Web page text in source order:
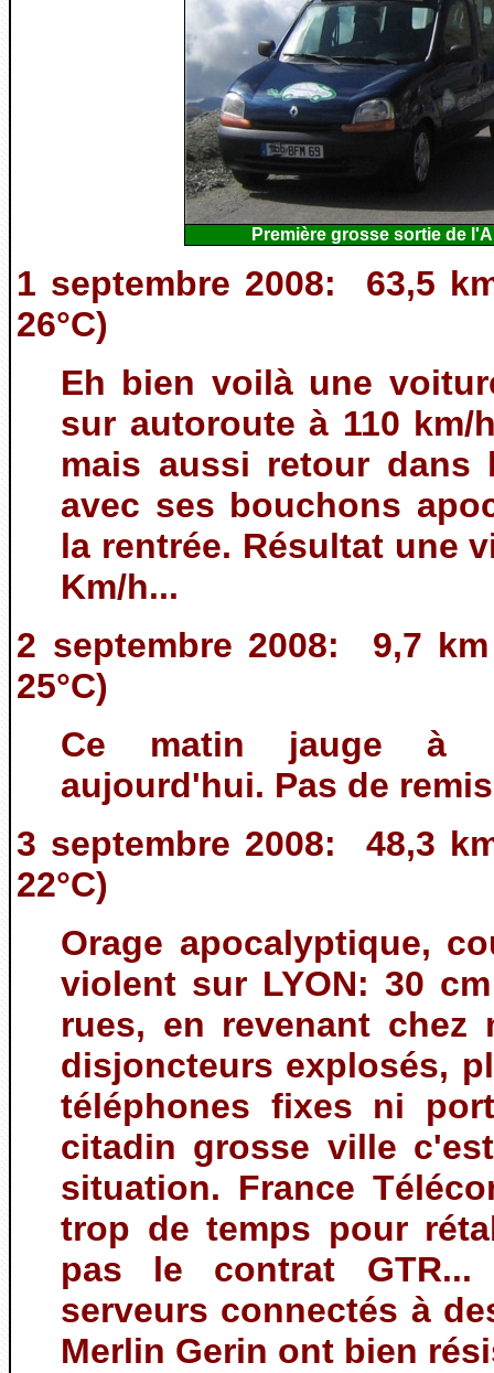
Première grosse sortie de
1 septembre 2008: 63,5
26°C)
Eh bien voilà une
sur autoroute à 110
mais aussi retour dans
avec ses bouchons
la rentrée. Résultat une
Km/h...
2 septembre 2008: 9,7
25°C)
Ce matin jauge à
aujourd'hui. Pas de
3 septembre 2008: 48,3
22°C)
Orage apocalyptique,
violent sur LYON: 30
rues, en revenant chez
disjoncteurs explosés,
téléphones fixes ni
citadin grosse ville
situation. France
trop de temps pour
pas le contrat
serveurs connectés à
Merlin Gerin ont bien